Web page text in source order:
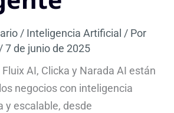
/ Inteligencia Artificial / Por
7 de junio de 2025
AI, Clicka y Narada AI están
negocios con inteligencia
y escalable, desde